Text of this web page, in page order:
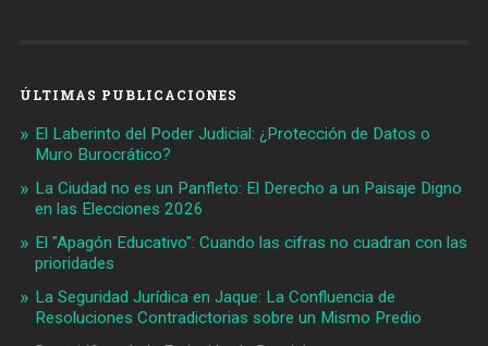
ÚLTIMAS PUBLICACIONES
El Laberinto del Poder Judicial: ¿Protección de Datos o
Muro Burocrático?
La Ciudad no es un Panfleto: El Derecho a un Paisaje Digno
en las Elecciones 2026
El "Apagón Educativo": Cuando las cifras no cuadran con las
prioridades
La Seguridad Jurídica en Jaque: La Confluencia de
Resoluciones Contradictorias sobre un Mismo Predio